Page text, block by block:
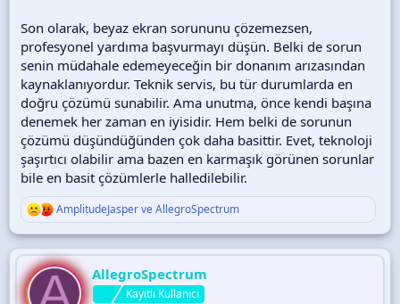
Son olarak, beyaz ekran sorununu çözemezsen,
profesyonel yardıma başvurmayı düşün. Belki de sorun
senin müdahale edemeyeceğin bir donanım arızasından
kaynaklanıyordur. Teknik servis, bu tür durumlarda en
doğru çözümü sunabilir. Ama unutma, önce kendi başına
denemek her zaman en iyisidir. Hem belki de sorunun
çözümü düşündüğünden çok daha basittir. Evet, teknoloji
şaşırtıcı olabilir ama bazen en karmaşık görünen sorunlar
bile en basit çözümlerle halledilebilir.
T
k
i
l
e
AmplitudeJasperveAllegroSpectrum
AllegroSpectrum
Kayıtlı Kullanıcı